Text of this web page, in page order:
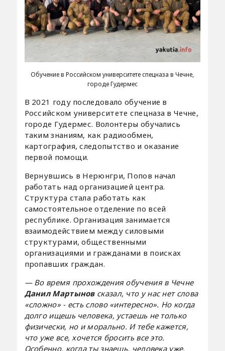
Обучение в Российском университете спецназа в Чечне,
городе Гудермес
В 2021 году последовало обучение в
Российском университете спецназа в Чечне,
городе Гудермес. Волонтеры обучались
таким знаниям, как радиообмен,
картография, следопытство и оказание
первой помощи.
Вернувшись в Нерюнгри, Попов начал
работать над организацией центра.
Структура стала работать как
самостоятельное отделение по всей
республике. Организация занимается
взаимодействием между силовыми
структурами, общественными
организациями и гражданами в поисках
пропавших граждан.
— Во время прохождения обучения в Чечне
Данил Мартыновсказал, что у нас нет слова
«сложно» - есть слово «интересно». Но когда
долго ищешь человека, устаешь не только
физически, но и морально. И тебе кажется,
что уже все, хочется бросить все это.
Особенно, когда ты знаешь, человека уже,